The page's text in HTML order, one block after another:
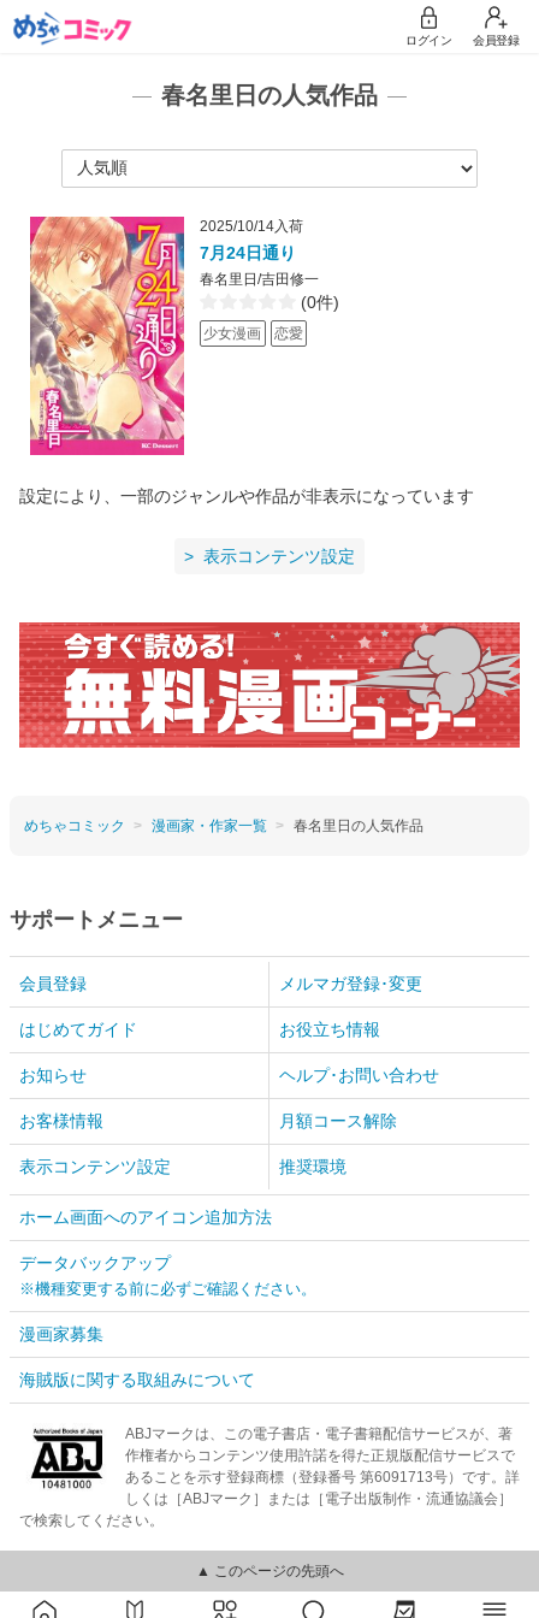
ログイン 会員登録
春名里日の人気作品
2025/10/14入荷
7月24日通り
春名里日/吉田修一
(0件)
少女漫画 恋愛
設定により、一部のジャンルや作品が非表示になっています
表示コンテンツ設定
めちゃコミック 漫画家・作家一覧 春名里日の人気作品
サポートメニュー
会員登録 メルマガ登録･変更
はじめてガイド お役立ち情報
お知らせ ヘルプ･お問い合わせ
お客様情報 月額コース解除
表示コンテンツ設定 推奨環境
ホーム画面へのアイコン追加方法
データバックアップ
※機種変更する前に必ずご確認ください。
漫画家募集
海賊版に関する取組みについて
ABJマークは、この電子書店・電子書籍配信サービスが、著
作権者からコンテンツ使用許諾を得た正規版配信サービスで
あることを示す登録商標（登録番号 第6091713号）です。詳
しくは［ABJマーク］または［電子出版制作・流通協議会］
で検索してください。
▲ このページの先頭へ